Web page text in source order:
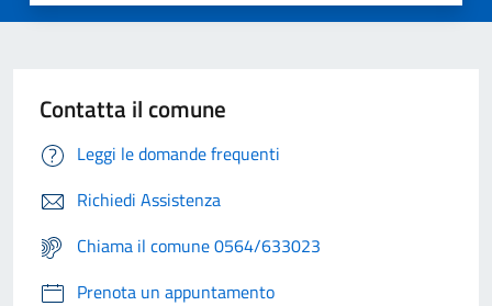
Contatta il comune
Leggi le domande frequenti
Richiedi Assistenza
Chiama il comune 0564/633023
Prenota un appuntamento